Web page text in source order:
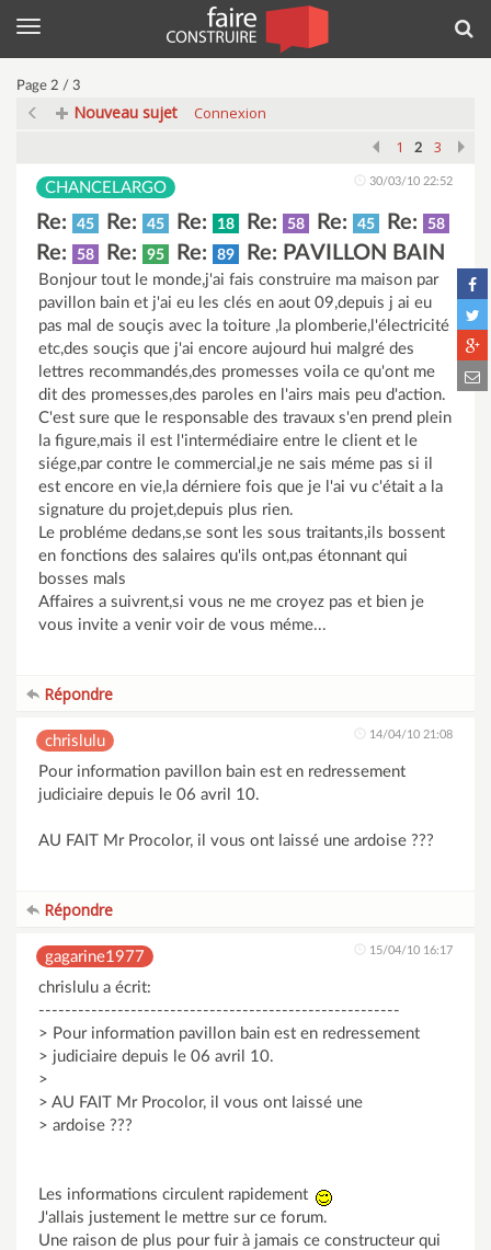
Menu
Page 2 / 3
Nouveau sujet
Connexion
1
2 3
CHANCELARGO 30/03/10 22:52
Re: 45 Re: 45 Re: 18 Re: 58 Re: 45 Re: 58
Re: 58 Re: 95 Re: 89 Re: PAVILLON BAIN
Bonjour tout le monde,j'ai fais construire ma maison par
pavillon bain et j'ai eu les clés en aout 09,depuis j ai eu
pas mal de souçis avec la toiture ,la plomberie,l'électricité
etc,des souçis que j'ai encore aujourd hui malgré des
lettres recommandés,des promesses voila ce qu'ont me
dit des promesses,des paroles en l'airs mais peu d'action.
C'est sure que le responsable des travaux s'en prend plein
la figure,mais il est l'intermédiaire entre le client et le
siége,par contre le commercial,je ne sais méme pas si il
est encore en vie,la dérniere fois que je l'ai vu c'était a la
signature du projet,depuis plus rien.
Le probléme dedans,se sont les sous traitants,ils bossent
en fonctions des salaires qu'ils ont,pas étonnant qui
bosses mals
Affaires a suivrent,si vous ne me croyez pas et bien je
vous invite a venir voir de vous méme...
Répondre
chrislulu 14/04/10 21:08
Pour information pavillon bain est en redressement
judiciaire depuis le 06 avril 10.
AU FAIT Mr Procolor, il vous ont laissé une ardoise ???
Répondre
gagarine1977 15/04/10 16:17
chrislulu a écrit:
-------------------------------------------------------
> Pour information pavillon bain est en redressement
> judiciaire depuis le 06 avril 10.
>
> AU FAIT Mr Procolor, il vous ont laissé une
> ardoise ???
Les informations circulent rapidement
J'allais justement le mettre sur ce forum.
Une raison de plus pour fuir à jamais ce constructeur qui